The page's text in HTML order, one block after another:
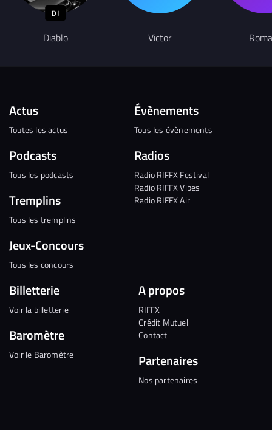
DJ
Diablo Victor
Actus
Toutes les actus
Podcasts
Tous les podcasts
Tremplins
Tous les tremplins
Jeux-Concours
Tous les concours
Évènements
Tous les évènements
Radios
Radio RIFFX Festival
Radio RIFFX Vibes
Radio RIFFX Air
Billetterie
Voir la billetterie
Baromètre
Voir le Baromètre
A propos
RIFFX
Crédit Mutuel
Contact
Partenaires
Nos partenaires